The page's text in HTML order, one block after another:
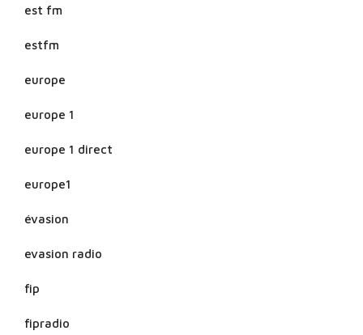
est fm
estfm
europe
europe 1
europe 1 direct
europe1
évasion
evasion radio
fip
fipradio